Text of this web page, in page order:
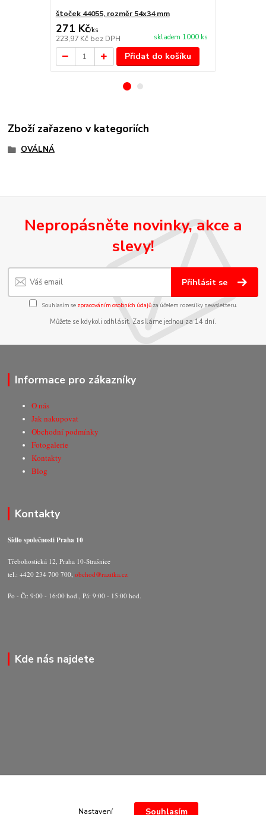
štoček 44055, rozměr 54x34 mm
271 Kč/ks
223,97 Kč bez DPH skladem 1000 ks
Přidat do košíku
Zboží zařazeno v kategoriích
OVÁLNÁ
Nepropásněte novinky, akce a
slevy!
Přihlásit se
Souhlasím se zpracováním osobních údajůza účelem rozesílky newsletteru.
Můžete se kdykoli odhlásit. Zasíláme jednou za 14 dní.
Informace pro zákazníky
O nás
Jak nakupovat
Obchodní podmínky
Fotogalerie
Kontakty
Blog
Kontakty
Sídlo společnosti Praha 10
Třebohostická 12, Praha 10-Strašnice
tel.: +420 234 700 700,obchod@razitka.cz
Po - Čt: 9:00 - 16:00 hod., Pá: 9:00 - 15:00 hod.
Kde nás najdete
Nastavení Souhlasím